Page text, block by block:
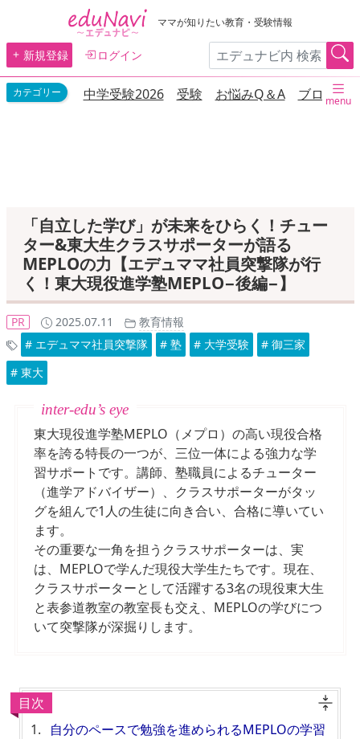
ママが知りたい教育・受験情報
新規登録 ログイン
中学受験2026 受験 お悩みQ＆A ブログmenu
「自立した学び」が未来をひらく！チュー
ター&東大生クラスサポーターが語る
MEPLOの力【エデュママ社員突撃隊が行
く！東大現役進学塾MEPLO−後編−】
PR 2025.07.11
教育情報
# エデュママ社員突撃隊
# 塾 # 大学受験
# 御三家
# 東大
東大現役進学塾MEPLO（メプロ）の高い現役合格
率を誇る特長の一つが、三位一体による強力な学
習サポートです。講師、塾職員によるチューター
（進学アドバイザー）、クラスサポーターがタッ
グを組んで1人の生徒に向き合い、合格に導いてい
ます。
その重要な一角を担うクラスサポーターは、実
は、MEPLOで学んだ現役大学生たちです。現在、
クラスサポーターとして活躍する3名の現役東大生
と表参道教室の教室長も交え、MEPLOの学びにつ
いて突撃隊が深掘りします。
目次
自分のペースで勉強を進められるMEPLOの学習